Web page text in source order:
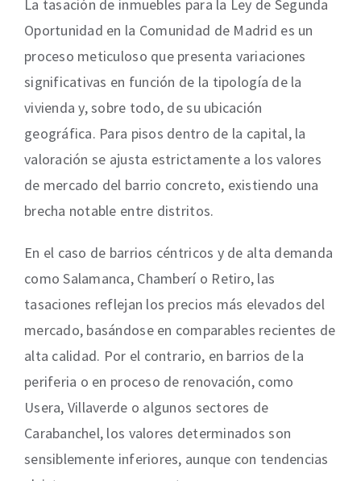
La tasación de inmuebles para la Ley de Segunda
Oportunidad en la Comunidad de Madrid es un
proceso meticuloso que presenta variaciones
significativas en función de la tipología de la
vivienda y, sobre todo, de su ubicación
geográfica. Para pisos dentro de la capital, la
valoración se ajusta estrictamente a los valores
de mercado del barrio concreto, existiendo una
brecha notable entre distritos.
En el caso de barrios céntricos y de alta demanda
como Salamanca, Chamberí o Retiro, las
tasaciones reflejan los precios más elevados del
mercado, basándose en comparables recientes de
alta calidad. Por el contrario, en barrios de la
periferia o en proceso de renovación, como
Usera, Villaverde o algunos sectores de
Carabanchel, los valores determinados son
sensiblemente inferiores, aunque con tendencias